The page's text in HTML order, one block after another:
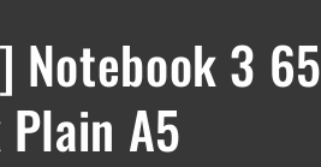
Notebook 3 65
A5